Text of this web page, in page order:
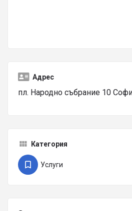
Адрес
пл. Народно събрание 10
Категория
Услуги